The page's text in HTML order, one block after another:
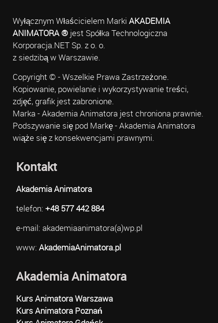
Wyłącznym Właścicielem Marki AKADEMIA
ANIMATORA ®jest Spółka Technologiczna
Korporacja.NET Sp. z o. o.
z siedzibą w Warszawie.
Copyright © - Wszelkie Prawa Zastrzeżone.
Kopiowanie, powielanie i wykorzystywanie treści,
zdjęć, grafik jest zabronione.
Marka - Akademia Animatora jest chroniona prawnie.
Podszywanie się pod Markę - Akademia Animatora
wiąże się z konsekwencjami prawnymi.
Kontakt
Akademia Animatora
telefon: +48 577 442 884
e-mail: akademiaanimatora(a)wp.pl
www: AkademiaAnimatora.pl
Akademia Animatora
Kurs Animatora Warszawa
Kurs Animatora Poznań